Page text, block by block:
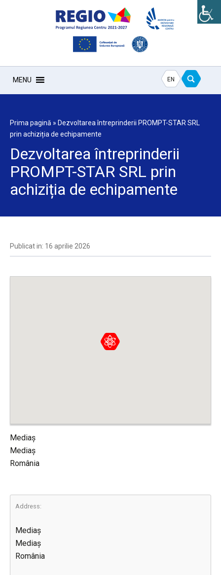
MENU EN
Prima pagină » Dezvoltarea întreprinderii PROMPT-STAR SRL
prin achiziția de echipamente
Dezvoltarea întreprinderii
PROMPT-STAR SRL prin
achiziția de echipamente
Publicat in: 16 aprilie 2026
Mediaș
Mediaș
România
Address:
Mediaș
Mediaș
România